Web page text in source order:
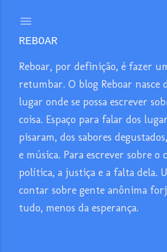
REBOAR
Reboar, por definição, é fazer
retumbar. O blog Reboar nasce
lugar onde se possa escrever
coisa. Espaço para falar dos
pisaram, dos sabores
e música. Para escrever sobre o
política, a justiça e a falta dela.
contar sobre gente anônima
tudo, menos da esperança.